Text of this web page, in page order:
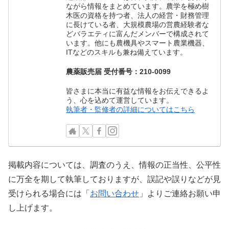
ながら情報をまとめています。農学を極め樹
木医の資格を持つ者、法人の経営・財務管理
に長けている者、大規模農場の営農経験者な
どバラエティに富んだメンバーで構成されて
います。他にも農機具やスマート農業機器、
ITなどのスキルも兼ね備えています。
農薬販売届 受付番号：210-0099
皆さまに本当に有益な情報をお伝えできるよ
う、心を込めて運営しています。
執筆者・監修者の詳細についてはこちら
掲載内容については、調査のうえ、情報の正当性、公平性
に万全を期して執筆しておりますが、誤記や誤りなどが見
受けられる場合には「 お問い合わせ 」よりご連絡お願い申
し上げます。